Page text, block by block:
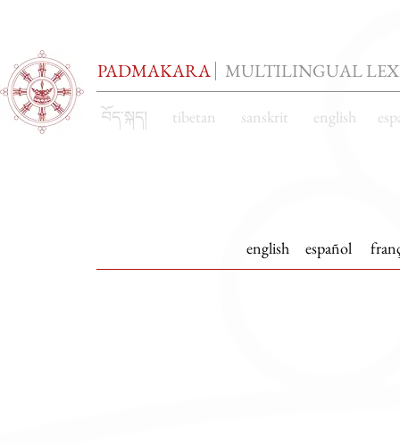
PADMAKARA MULTILINGUAL
བོད་སྐད། tibetan sanskrit english
english español